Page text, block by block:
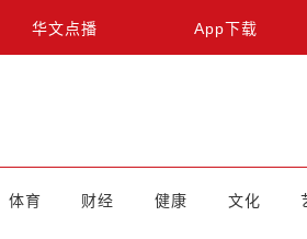
华文点播 App下载
体育 财经 健康 文化